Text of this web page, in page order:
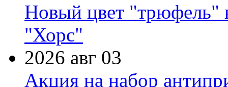
Новый цвет "трюфель"
"Хорс"
2026 авг 03
Акция на набор